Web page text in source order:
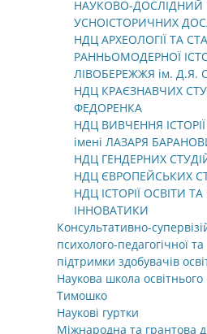
НАУКОВО-ДОСЛІДНИЙ
УСНОІСТОРИЧНИХ
НДЦ АРХЕОЛОГІЇ ТА
РАННЬОМОДЕРНОЇ
ЛІВОБЕРЕЖЖЯ ім.
НДЦ КРАЄЗНАВЧИХ
ФЕДОРЕНКА
НДЦ ВИВЧЕННЯ ІСТОРІЇ
імені ЛАЗАРЯ
НДЦ ГЕНДЕРНИХ
НДЦ ЄВРОПЕЙСЬКИХ
НДЦ ІСТОРІЇ ОСВІТИ
ІННОВАТИКИ
Консультативно-
психолого-педагогічної
підтримки здобувачів
Наукова школа
Тимошко
Наукові гуртки
Міжнародна та грантова